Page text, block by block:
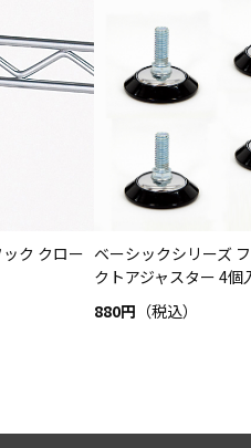
ク クロー ベーシックシリーズ
クトアジャスター 4個
880円 （税込）